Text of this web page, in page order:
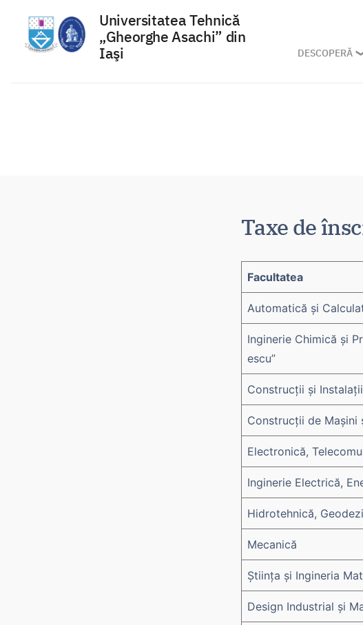
Universitatea Tehnică
„Gheorghe Asachi” din
Iaşi
DESCOPERĂ
Taxe de
Facultatea
Automatică și
Inginerie Chimică și
escu”
Construcții și Instalații
Construcții de Mașini
Electronică,
Inginerie Electrică,
Hidrotehnică,
Mecanică
Știința și Ingineria
Design Industrial și